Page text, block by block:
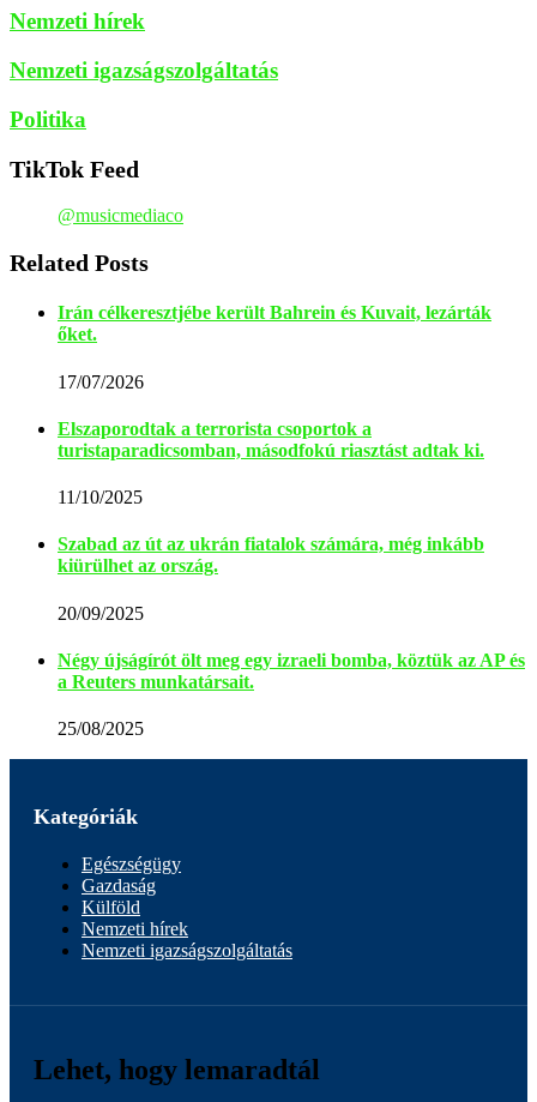
Nemzeti hírek
Nemzeti igazságszolgáltatás
Politika
TikTok Feed
@musicmediaco
Related Posts
Irán célkeresztjébe került Bahrein és Kuvait, lezárták
őket.
17/07/2026
Elszaporodtak a terrorista csoportok a
turistaparadicsomban, másodfokú riasztást adtak ki.
11/10/2025
Szabad az út az ukrán fiatalok számára, még inkább
kiürülhet az ország.
20/09/2025
Négy újságírót ölt meg egy izraeli bomba, köztük az AP és
a Reuters munkatársait.
25/08/2025
Kategóriák
Egészségügy
Gazdaság
Külföld
Nemzeti hírek
Nemzeti igazságszolgáltatás
Lehet, hogy lemaradtál